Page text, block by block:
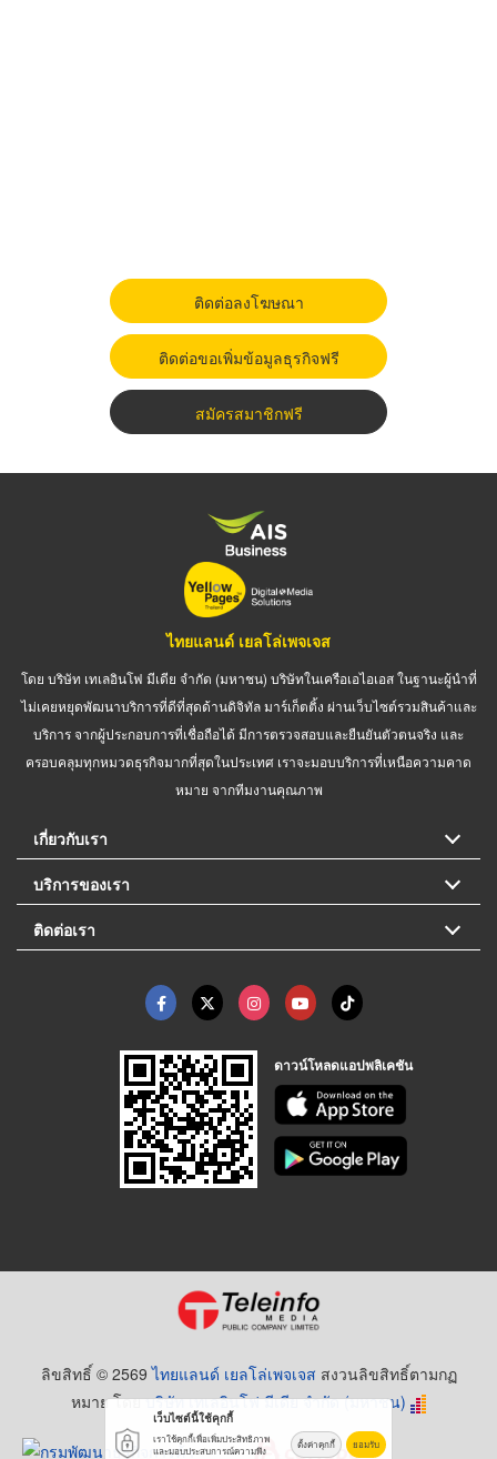
ติดต่อลงโฆษณา
ติดต่อขอเพิ่มข้อมูลธุรกิจฟรี
สมัครสมาชิกฟรี
ไทยแลนด์ เยลโล่เพจเจส
โดย บริษัท เทเลอินโฟ มีเดีย จำกัด (มหาชน) บริษัทในเครือเอไอเอส ในฐานะผู้นำที่
ไม่เคยหยุดพัฒนาบริการที่ดีที่สุดด้านดิจิทัล มาร์เก็ตติ้ง ผ่านเว็บไซต์รวมสินค้าและ
บริการ จากผู้ประกอบการที่เชื่อถือได้ มีการตรวจสอบและยืนยันตัวตนจริง และ
ครอบคลุมทุกหมวดธุรกิจมากที่สุดในประเทศ เราจะมอบบริการที่เหนือความคาด
หมาย จากทีมงานคุณภาพ
เกี่ยวกับเรา
บริการของเรา
ติดต่อเรา
ดาวน์โหลดแอปพลิเคชัน
ลิขสิทธิ์ © 2569ไทยแลนด์ เยลโล่เพจเจส สงวนลิขสิทธิ์ตามกฏ
หมาย โดยบริษัท เทเลอินโฟ มีเดีย จำกัด (มหาชน)
เว็บไซต์นี้ใช้คุกกี้
เราใช้คุกกี้เพื่อเพิ่มประสิทธิภาพ
และมอบประสบการณ์ความพึง
ตั้งค่าคุกกี้ ยอมรับ